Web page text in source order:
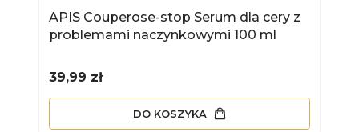
APIS Couperose-stop Serum dla cery z
problemami naczynkowymi 100 ml
Cena
39,99 zł
DO KOSZYKA